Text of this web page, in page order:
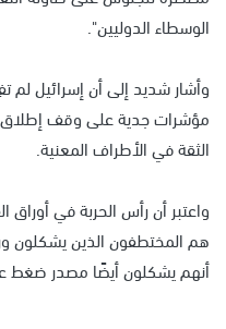
الوسطاء الدوليين".
وأشار شديد إلى أن إسرائيل
مؤشرات جدية على وقف إطلاق
الثقة في الأطراف المعنية.
واعتبر أن رأس الحربة في
هم المختطفون الذين يشكلون
أنهم يشكلون أيضًا مصدر ضغط